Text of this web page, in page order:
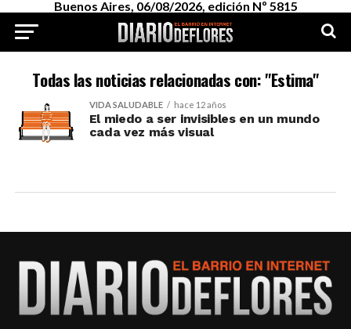
Buenos Aires, 06/08/2026, edición Nº 5815
Todas las noticias relacionadas con: "Estima"
VIDA SALUDABLE hace 12 años
El miedo a ser invisibles en un mundo
cada vez más visual